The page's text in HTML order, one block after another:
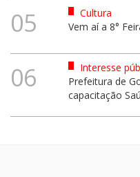
05
Cultura
Vem aí a 8°
06
Interesse
Prefeitura de
capacitação